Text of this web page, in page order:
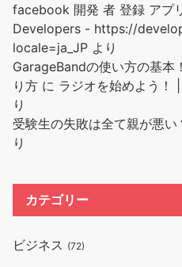
facebook 開発 者 登録 アプ
Developers - https://
locale=ja_JP より
GarageBandの使い方の基本
り方 に ラジオを始めよう！
り
受験生の失敗は全て親が悪い
り
カテゴリー
ビジネス (72)